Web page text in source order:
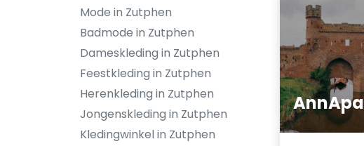
Mode in Zutphen
Badmode in Zutphen
Dameskleding in Zutphen
Feestkleding in Zutphen
Herenkleding in Zutphen
Jongenskleding in Zutphen
Kledingwinkel in Zutphen